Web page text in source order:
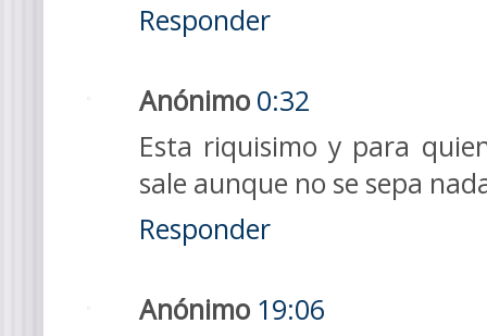
Responder
Anónimo 0:32
Esta riquisimo y para
sale aunque no se sepa
Responder
Anónimo 19:06